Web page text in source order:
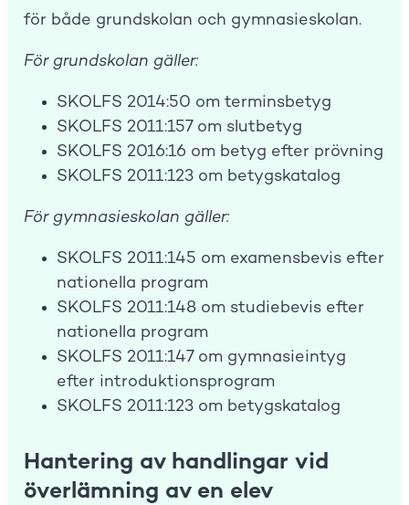
för både grundskolan och gymnasieskolan.
För grundskolan gäller:
SKOLFS 2014:50 om terminsbetyg
SKOLFS 2011:157 om slutbetyg
SKOLFS 2016:16 om betyg efter prövning
SKOLFS 2011:123 om betygskatalog
För gymnasieskolan gäller:
SKOLFS 2011:145 om examensbevis efter
nationella program
SKOLFS 2011:148 om studiebevis efter
nationella program
SKOLFS 2011:147 om gymnasieintyg
efter introduktionsprogram
SKOLFS 2011:123 om betygskatalog
Hantering av handlingar vid
överlämning av en elev